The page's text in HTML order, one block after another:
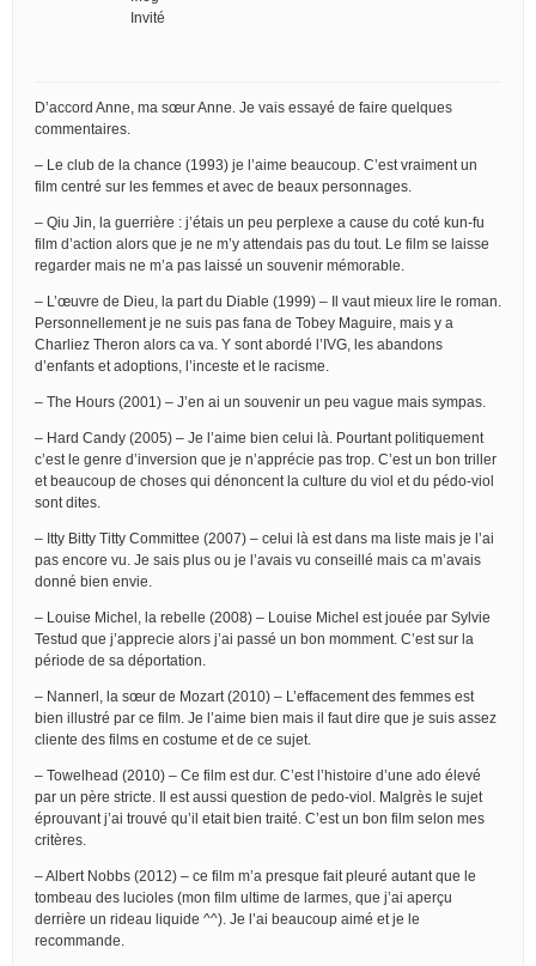
Invité
D’accord Anne, ma sœur Anne. Je vais essayé de faire quelques
commentaires.
– Le club de la chance (1993) je l’aime beaucoup. C’est vraiment un
film centré sur les femmes et avec de beaux personnages.
– Qiu Jin, la guerrière : j’étais un peu perplexe a cause du coté kun-fu
film d’action alors que je ne m’y attendais pas du tout. Le film se laisse
regarder mais ne m’a pas laissé un souvenir mémorable.
– L’œuvre de Dieu, la part du Diable (1999) – Il vaut mieux lire le roman.
Personnellement je ne suis pas fana de Tobey Maguire, mais y a
Charliez Theron alors ca va. Y sont abordé l’IVG, les abandons
d’enfants et adoptions, l’inceste et le racisme.
– The Hours (2001) – J’en ai un souvenir un peu vague mais sympas.
– Hard Candy (2005) – Je l’aime bien celui là. Pourtant politiquement
c’est le genre d’inversion que je n’apprécie pas trop. C’est un bon triller
et beaucoup de choses qui dénoncent la culture du viol et du pédo-viol
sont dites.
– Itty Bitty Titty Committee (2007) – celui là est dans ma liste mais je l’ai
pas encore vu. Je sais plus ou je l’avais vu conseillé mais ca m’avais
donné bien envie.
– Louise Michel, la rebelle (2008) – Louise Michel est jouée par Sylvie
Testud que j’apprecie alors j’ai passé un bon momment. C’est sur la
période de sa déportation.
– Nannerl, la sœur de Mozart (2010) – L’effacement des femmes est
bien illustré par ce film. Je l’aime bien mais il faut dire que je suis assez
cliente des films en costume et de ce sujet.
– Towelhead (2010) – Ce film est dur. C’est l’histoire d’une ado élevé
par un père stricte. Il est aussi question de pedo-viol. Malgrès le sujet
éprouvant j’ai trouvé qu’il etait bien traité. C’est un bon film selon mes
critères.
– Albert Nobbs (2012) – ce film m’a presque fait pleuré autant que le
tombeau des lucioles (mon film ultime de larmes, que j’ai aperçu
derrière un rideau liquide ^^). Je l’ai beaucoup aimé et je le
recommande.